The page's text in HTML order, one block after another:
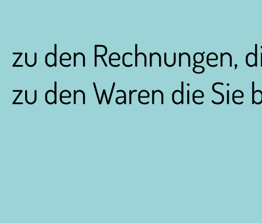
zu den Rechnungen,
zu den Waren die Sie